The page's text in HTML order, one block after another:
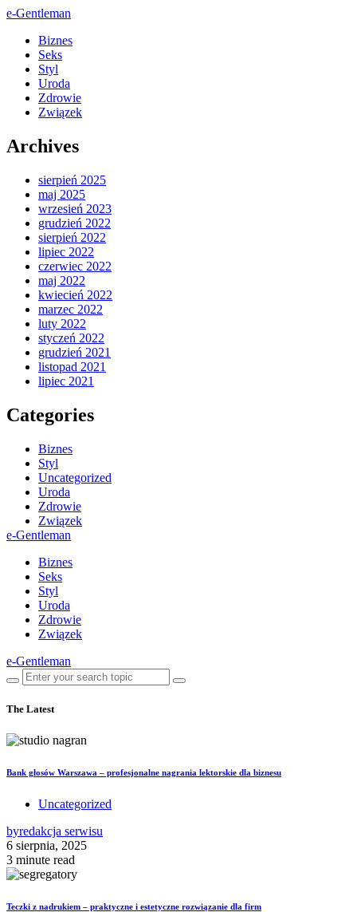
e-Gentleman
Biznes
Seks
Styl
Uroda
Zdrowie
Związek
Archives
sierpień 2025
maj 2025
wrzesień 2023
grudzień 2022
sierpień 2022
lipiec 2022
czerwiec 2022
maj 2022
kwiecień 2022
marzec 2022
luty 2022
styczeń 2022
grudzień 2021
listopad 2021
lipiec 2021
Categories
Biznes
Styl
Uncategorized
Uroda
Zdrowie
Związek
e-Gentleman
Biznes
Seks
Styl
Uroda
Zdrowie
Związek
e-Gentleman
The Latest
Bank głosów Warszawa – profesjonalne nagrania lektorskie dla biznesu
Uncategorized
byredakcja serwisu
6 sierpnia, 2025
3 minute read
Teczki z nadrukiem – praktyczne i estetyczne rozwiązanie dla firm